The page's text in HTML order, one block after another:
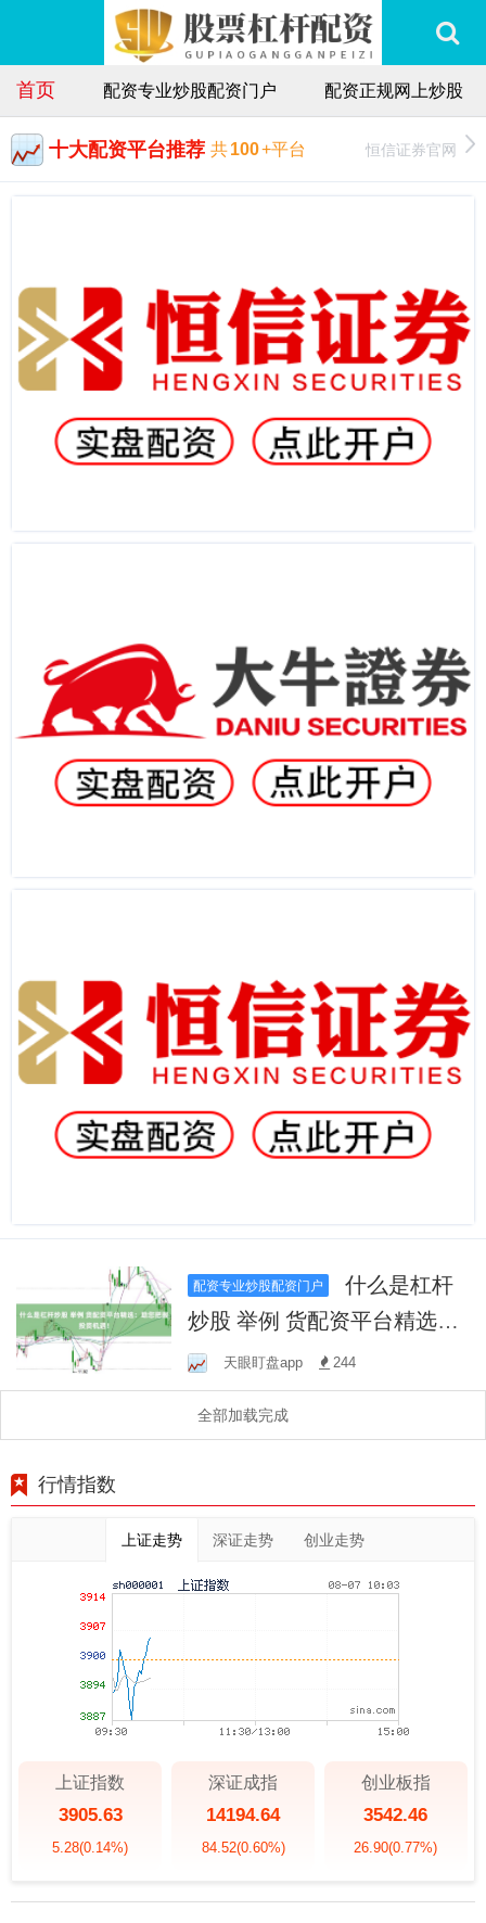
首页 配资专业炒股配资门户 配资正规网上炒股
十大配资平台推荐 共100+平台 恒信证券官网
配资专业炒股配资门户
什么是杠杆
炒股 举例 货配资平台精选：
助您把握投资机遇！
天眼盯盘app 244
全部加载完成
行情指数
上证走势 深证走势 创业走势
上证指数
3905.63
5.28(0.14%)
深证成指
14194.64
84.52(0.60%)
创业板指
3542.46
26.90(0.77%)